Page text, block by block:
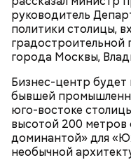
руководитель
политики столицы,
градостроительной
города Москвы,
Бизнес-центр
бывшей
юго-востоке
высотой 200 метров
доминантой» для
необычной